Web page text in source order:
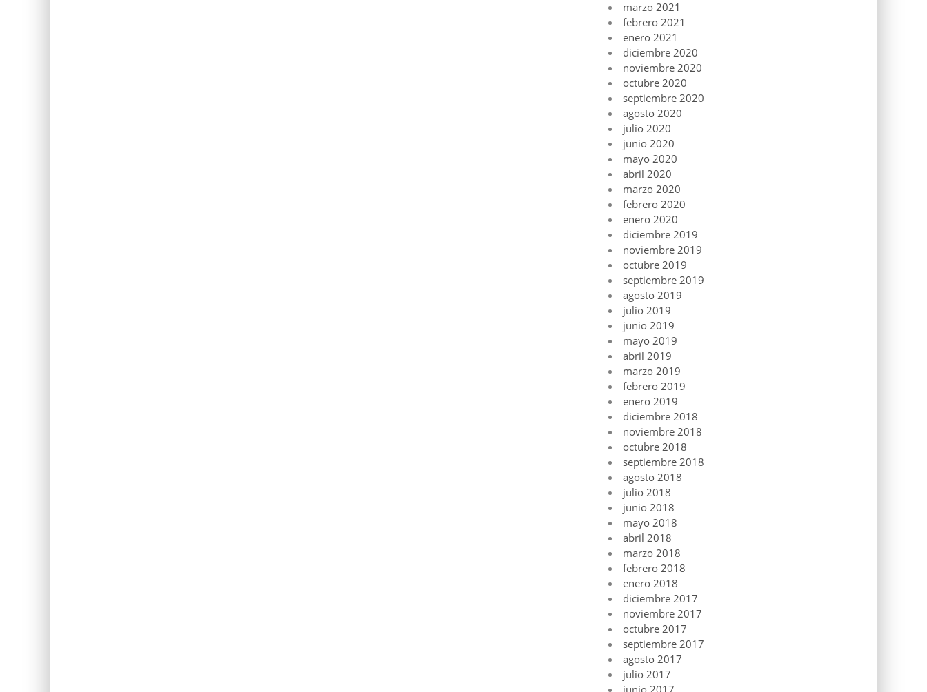
marzo 2021
febrero 2021
enero 2021
diciembre 2020
noviembre 2020
octubre 2020
septiembre 2020
agosto 2020
julio 2020
junio 2020
mayo 2020
abril 2020
marzo 2020
febrero 2020
enero 2020
diciembre 2019
noviembre 2019
octubre 2019
septiembre 2019
agosto 2019
julio 2019
junio 2019
mayo 2019
abril 2019
marzo 2019
febrero 2019
enero 2019
diciembre 2018
noviembre 2018
octubre 2018
septiembre 2018
agosto 2018
julio 2018
junio 2018
mayo 2018
abril 2018
marzo 2018
febrero 2018
enero 2018
diciembre 2017
noviembre 2017
octubre 2017
septiembre 2017
agosto 2017
julio 2017
junio 2017